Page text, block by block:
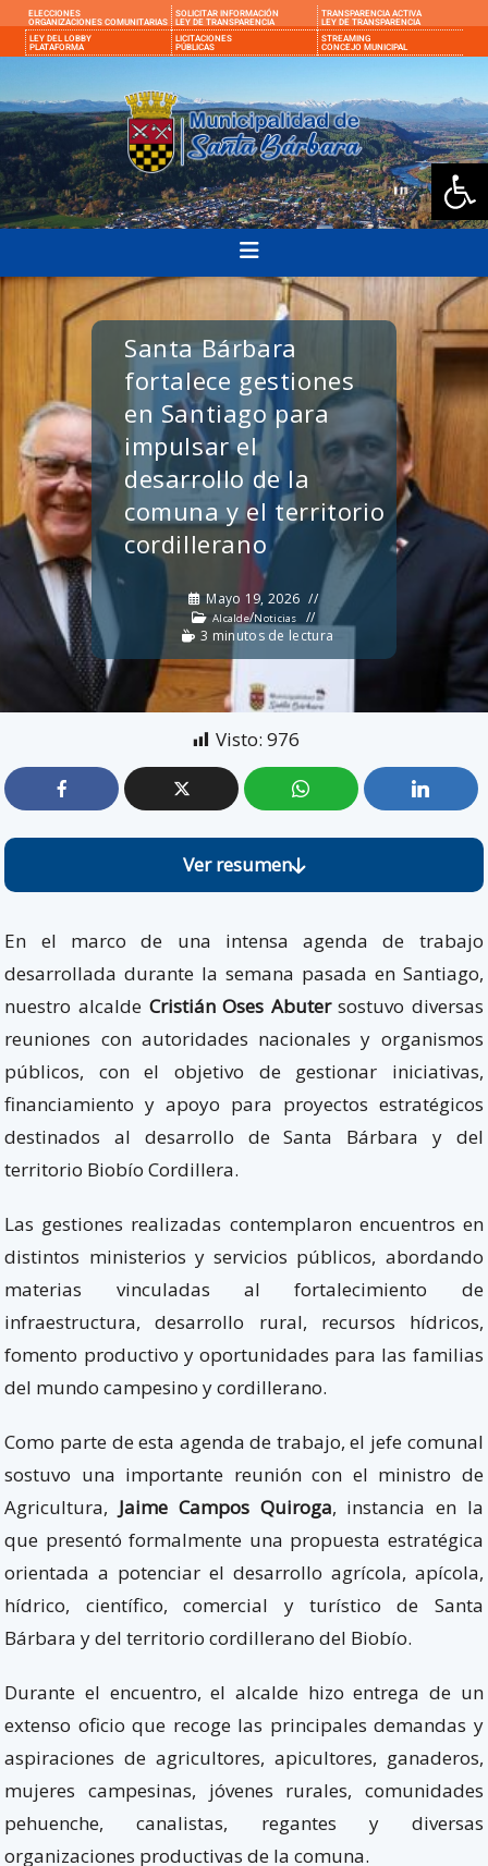
ELECCIONES
ORGANIZACIONES COMUNITARIAS
SOLICITAR INFORMACIÓN
LEY DE TRANSPARENCIA
TRANSPARENCIA ACTIVA
LEY DE TRANSPARENCIA
LEY DEL LOBBY
PLATAFORMA
LICITACIONES
PÚBLICAS
STREAMING
CONCEJO MUNICIPAL
Santa Bárbara
fortalece gestiones
en Santiago para
impulsar el
desarrollo de la
comuna y el territorio
cordillerano
Mayo 19, 2026
Alcalde/Noticias
3 minutos de lectura
Visto: 976
Ver resumen
En el marco de una intensa agenda de trabajo
desarrollada durante la semana pasada en Santiago,
nuestro alcalde Cristián Oses Abutersostuvo diversas
reuniones con autoridades nacionales y organismos
públicos, con el objetivo de gestionar iniciativas,
financiamiento y apoyo para proyectos estratégicos
destinados al desarrollo de Santa Bárbara y del
territorio Biobío Cordillera.
Las gestiones realizadas contemplaron encuentros en
distintos ministerios y servicios públicos, abordando
materias vinculadas al fortalecimiento de
infraestructura, desarrollo rural, recursos hídricos,
fomento productivo y oportunidades para las familias
del mundo campesino y cordillerano.
Como parte de esta agenda de trabajo, el jefe comunal
sostuvo una importante reunión con el ministro de
Agricultura, Jaime Campos Quiroga, instancia en la
que presentó formalmente una propuesta estratégica
orientada a potenciar el desarrollo agrícola, apícola,
hídrico, científico, comercial y turístico de Santa
Bárbara y del territorio cordillerano del Biobío.
Durante el encuentro, el alcalde hizo entrega de un
extenso oficio que recoge las principales demandas y
aspiraciones de agricultores, apicultores, ganaderos,
mujeres campesinas, jóvenes rurales, comunidades
pehuenche, canalistas, regantes y diversas
organizaciones productivas de la comuna.